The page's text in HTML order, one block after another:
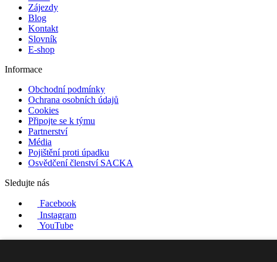
Zájezdy
Blog
Kontakt
Slovník
E-shop
Informace
Obchodní podmínky
Ochrana osobních údajů
Cookies
Připojte se k týmu
Partnerství
Média
Pojištění proti úpadku
Osvědčení členství SACKA
Sledujte nás
Facebook
Instagram
YouTube